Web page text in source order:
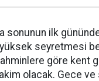
sonunun ilk
yüksek seyretmesi
göre kent
olacak. Gece